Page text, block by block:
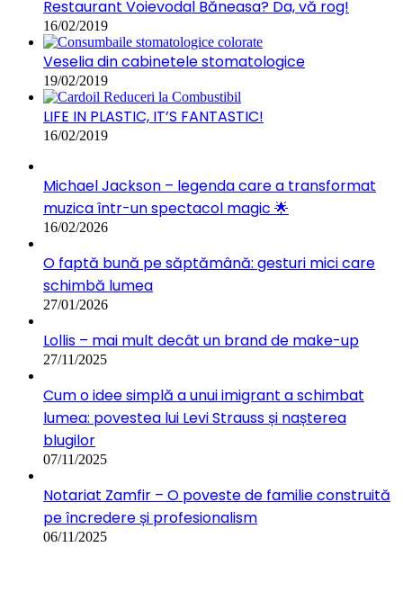
Restaurant Voievodal Băneasa? Da, vă rog!
16/02/2019
Veselia din cabinetele stomatologice
19/02/2019
LIFE IN PLASTIC, IT’S FANTASTIC!
16/02/2019
Michael Jackson – legenda care a transformat
muzica într-un spectacol magic 🌟
16/02/2026
O faptă bună pe săptămână: gesturi mici care
schimbă lumea
27/01/2026
Lollis – mai mult decât un brand de make-up
27/11/2025
Cum o idee simplă a unui imigrant a schimbat
lumea: povestea lui Levi Strauss și nașterea
blugilor
07/11/2025
Notariat Zamfir – O poveste de familie construită
pe încredere și profesionalism
06/11/2025